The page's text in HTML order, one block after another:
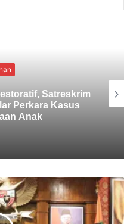
Maju Jadi
Ketua SMSI
Dukungan